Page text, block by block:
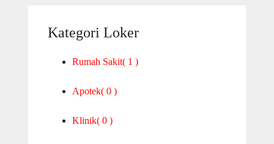
Kategori Loker
Rumah Sakit( 1 )
Apotek( 0 )
Klinik( 0 )